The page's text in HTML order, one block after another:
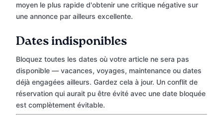
moyen le plus rapide d'obtenir une critique négative sur
une annonce par ailleurs excellente.
Dates indisponibles
Bloquez toutes les dates où votre article ne sera pas
disponible — vacances, voyages, maintenance ou dates
déjà engagées ailleurs. Gardez cela à jour. Un conflit de
réservation qui aurait pu être évité avec une date bloquée
est complètement évitable.